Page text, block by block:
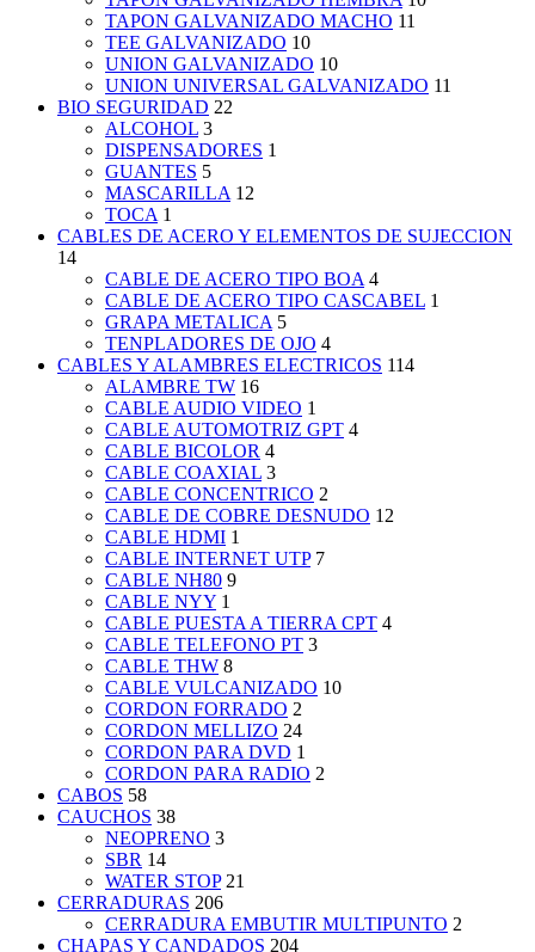
TAPON GALVANIZADO MACHO 11
TEE GALVANIZADO 10
UNION GALVANIZADO 10
UNION UNIVERSAL GALVANIZADO 11
BIO SEGURIDAD 22
ALCOHOL 3
DISPENSADORES 1
GUANTES 5
MASCARILLA 12
TOCA 1
CABLES DE ACERO Y ELEMENTOS DE SUJECCION
14
CABLE DE ACERO TIPO BOA 4
CABLE DE ACERO TIPO CASCABEL 1
GRAPA METALICA 5
TENPLADORES DE OJO 4
CABLES Y ALAMBRES ELECTRICOS 114
ALAMBRE TW 16
CABLE AUDIO VIDEO 1
CABLE AUTOMOTRIZ GPT 4
CABLE BICOLOR 4
CABLE COAXIAL 3
CABLE CONCENTRICO 2
CABLE DE COBRE DESNUDO 12
CABLE HDMI 1
CABLE INTERNET UTP 7
CABLE NH80 9
CABLE NYY 1
CABLE PUESTA A TIERRA CPT 4
CABLE TELEFONO PT 3
CABLE THW 8
CABLE VULCANIZADO 10
CORDON FORRADO 2
CORDON MELLIZO 24
CORDON PARA DVD 1
CORDON PARA RADIO 2
CABOS 58
CAUCHOS 38
NEOPRENO 3
SBR 14
WATER STOP 21
CERRADURAS 206
CERRADURA EMBUTIR MULTIPUNTO 2
CHAPAS Y CANDADOS 204